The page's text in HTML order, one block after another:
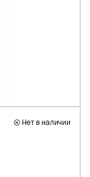
Нет в наличии